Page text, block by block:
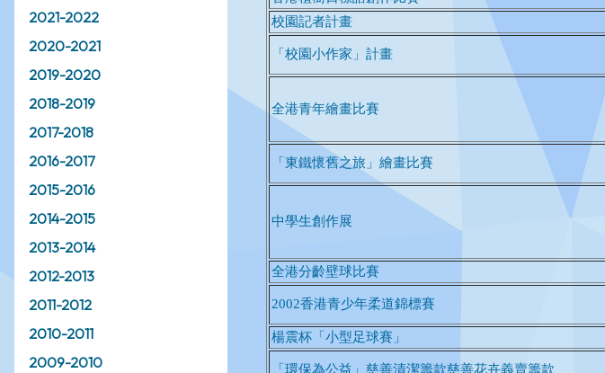
2021-2022
2020-2021
2019-2020
2018-2019
2017-2018
2016-2017
2015-2016
2014-2015
2013-2014
2012-2013
2011-2012
2010-2011
2009-2010